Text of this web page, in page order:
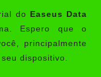
do
Easeus Data
Espero que o
principalmente
dispositivo.